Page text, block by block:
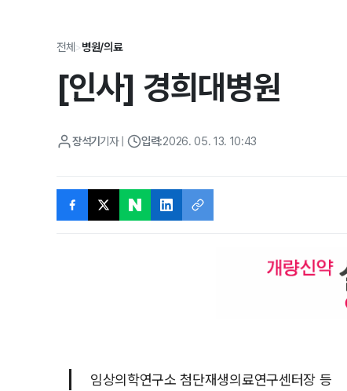
전체>병원/의료
[인사] 경희대병원
장석기 기자 입력:2026. 05. 13. 10:43
임상의학연구소 첨단재생의료연구센터장 등